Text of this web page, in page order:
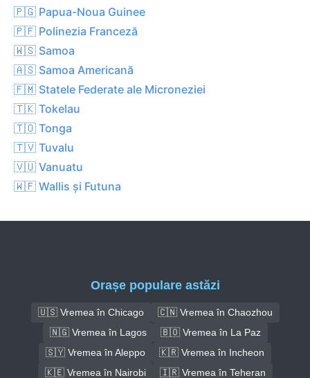
🇵🇬 Papua-Noua Guinee
🇵🇫 Polinezia Franceză
🇼🇸 Samoa
🇦🇸 Samoa Americană
🇫🇲 Statele Federate ale Microneziei
🇹🇰 Tokelau
🇹🇴 Tonga
🇹🇻 Tuvalu
🇻🇺 Vanuatu
🇼🇫 Wallis și Futuna
Orașe populare astăzi
🇺🇸 Vremea în Chicago
🇨🇳 Vremea în Chaozhou
🇳🇬 Vremea în Lagos
🇧🇴 Vremea în La Paz
🇸🇾 Vremea în Aleppo
🇰🇷 Vremea în Incheon
🇰🇪 Vremea în Nairobi
🇮🇷 Vremea în Teheran